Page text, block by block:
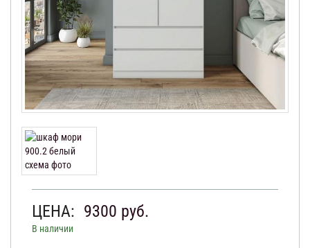
ЦЕНА: 9300 руб.
В наличии